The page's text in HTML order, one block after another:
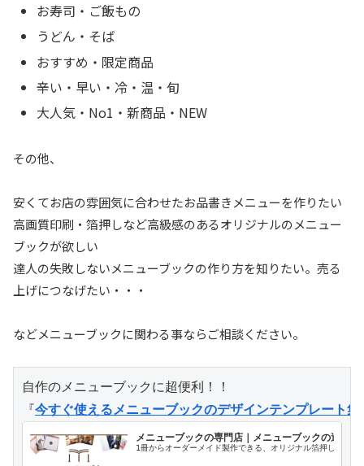
お寿司・ご飯もの
うどん・そば
おすすめ・限定商品
辛い・早い・冷・温・旬
大人気・No1・新商品・NEW
その他、
安くてお店の雰囲気に合わせたお品書きメニューを作りたい
高画質印刷・箔押しなど高級感のあるオリジナルのメニュー
ブックが欲しい
達人の失敗しないメニューブックの作り方を知りたい。売る
上げにつなげたい・・・
などメニューブックに関わる事ならご相談ください。
自作のメニューブックに超便利！！
『今すぐ使えるメニューブックのデザインテンプレート集
メニューブックの専門店｜メニューブックの達人
1冊からオーダーメイド製作できる、オリジナル箔押しやイ